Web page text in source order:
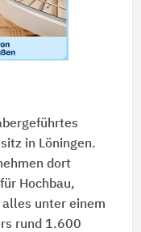
in Löningen.
dort
Hochbau,
unter einem
rund 1.600